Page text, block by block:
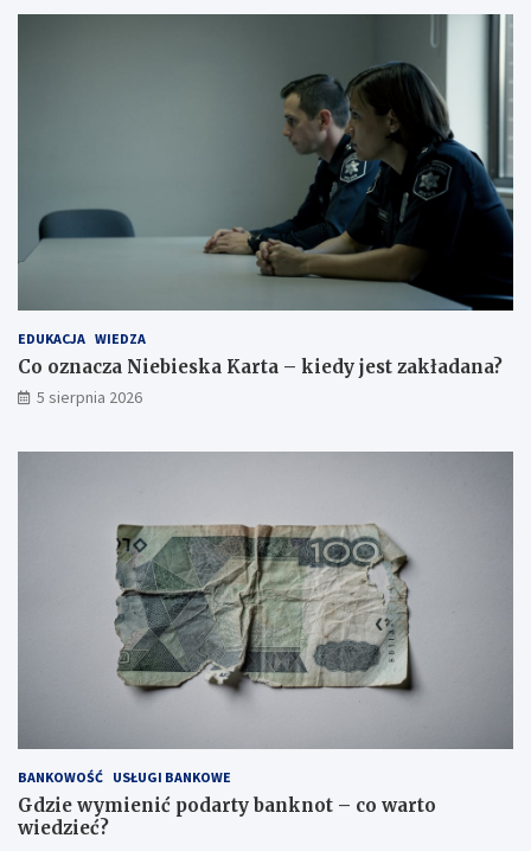
EDUKACJA WIEDZA
Co oznacza Niebieska Karta – kiedy jest zakładana?
5 sierpnia 2026
BANKOWOŚĆ USŁUGI BANKOWE
Gdzie wymienić podarty banknot – co warto
wiedzieć?